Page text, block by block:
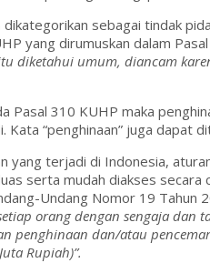
sebagai tindak
yang dirumuskan dalam
diketahui umum, diancam
Pasal 310 KUHP maka
“penghinaan” juga dapat
yang terjadi di Indonesia,
serta mudah diakses
Undang Nomor 19
orang dengan sengaja dan
penghinaan dan/atau
Rupiah)”.